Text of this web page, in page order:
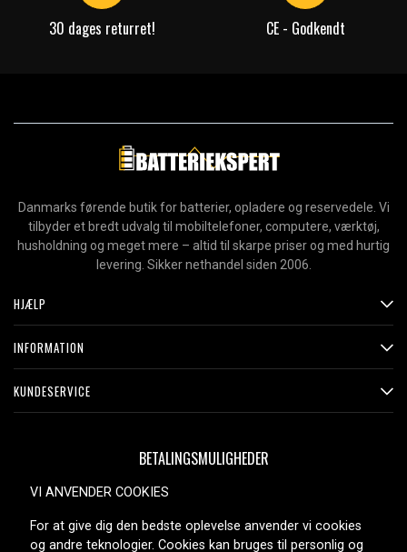
30 dages returret! CE - Godkendt
Danmarks førende butik for batterier, opladere og reservedele. Vi
tilbyder et bredt udvalg til mobiltelefoner, computere, værktøj,
husholdning og meget mere – altid til skarpe priser og med hurtig
levering. Sikker nethandel siden 2006.
HJÆLP
INFORMATION
KUNDESERVICE
BETALINGSMULIGHEDER
LEVERINGSMULIGHEDER
VI ANVENDER COOKIES
For at give dig den bedste oplevelse anvender vi cookies
og andre teknologier. Cookies kan bruges til personlig og